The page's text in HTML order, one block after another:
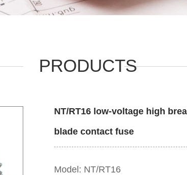
PRODUCTS
NT/RT16 low-voltage high
blade contact fuse
Model: NT/RT16